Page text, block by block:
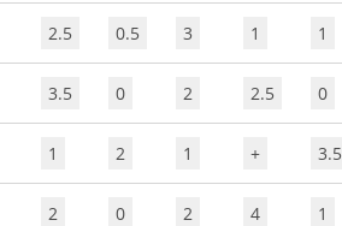
2.5 0.5 3 1 1
3.5 0 2 2.5 0
1 2 1 + 3.5
2 0 2 4 1